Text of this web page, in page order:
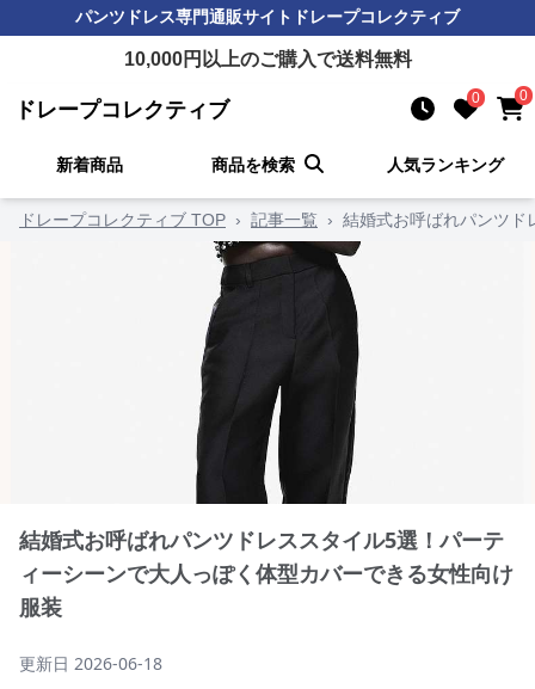
パンツドレス専門通販サイト ドレープコレクティブ
10,000円以上のご購入で送料無料
ドレープコレクティブ 0 0
新着商品 商品を検索 人気ランキング
ドレープコレクティブ TOP › 記事一覧 › 結婚式お呼ばれパンツド
結婚式お呼ばれパンツドレススタイル5選！パーテ
ィーシーンで大人っぽく体型カバーできる女性向け
服装
更新日 2026-06-18